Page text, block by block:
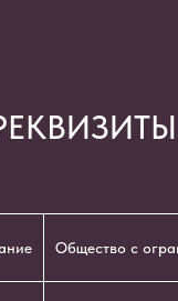
Общество с